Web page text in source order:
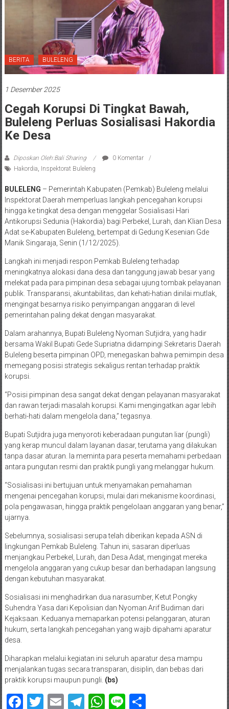
BERITA BULELENG
1 Desember 2025
Cegah Korupsi Di Tingkat Bawah,
Buleleng Perluas Sosialisasi Hakordia
Ke Desa
Diposkan Oleh:Bali Sharing
0 Komentar
Hakordia Inspektorat Buleleng
BULELENG – Pemerintah Kabupaten (Pemkab) Buleleng melalui
Inspektorat Daerah memperluas langkah pencegahan korupsi
hingga ke tingkat desa dengan menggelar Sosialisasi Hari
Antikorupsi Sedunia (Hakordia) bagi Perbekel, Lurah, dan Klian Desa
Adat se-Kabupaten Buleleng, bertempat di Gedung Kesenian Gde
Manik Singaraja, Senin (1/12/2025).
Langkah ini menjadi respon Pemkab Buleleng terhadap
meningkatnya alokasi dana desa dan tanggung jawab besar yang
melekat pada para pimpinan desa sebagai ujung tombak pelayanan
publik. Transparansi, akuntabilitas, dan kehati-hatian dinilai mutlak,
mengingat besarnya risiko penyimpangan anggaran di level
pemerintahan paling dekat dengan masyarakat.
Dalam arahannya, Bupati Buleleng Nyoman Sutjidra, yang hadir
bersama Wakil Bupati Gede Supriatna didampingi Sekretaris Daerah
Buleleng beserta pimpinan OPD, menegaskan bahwa pemimpin desa
memegang posisi strategis sekaligus rentan terhadap praktik
korupsi.
“Posisi pimpinan desa sangat dekat dengan pelayanan masyarakat
dan rawan terjadi masalah korupsi. Kami mengingatkan agar lebih
berhati-hati dalam mengelola dana,” tegasnya.
Bupati Sutjidra juga menyoroti keberadaan pungutan liar (pungli)
yang kerap muncul dalam layanan dasar, terutama yang dilakukan
tanpa dasar aturan. Ia meminta para peserta memahami perbedaan
antara pungutan resmi dan praktik pungli yang melanggar hukum.
“Sosialisasi ini bertujuan untuk menyamakan pemahaman
mengenai pencegahan korupsi, mulai dari mekanisme koordinasi,
pola pengawasan, hingga praktik pengelolaan anggaran yang benar,”
ujarnya.
Sebelumnya, sosialisasi serupa telah diberikan kepada ASN di
lingkungan Pemkab Buleleng. Tahun ini, sasaran diperluas
menjangkau Perbekel, Lurah, dan Desa Adat, mengingat mereka
mengelola anggaran yang cukup besar dan berhadapan langsung
dengan kebutuhan masyarakat.
Sosialisasi ini menghadirkan dua narasumber, Ketut Pongky
Suhendra Yasa dari Kepolisian dan Nyoman Arif Budiman dari
Kejaksaan. Keduanya memaparkan potensi pelanggaran, aturan
hukum, serta langkah pencegahan yang wajib dipahami aparatur
desa.
Diharapkan melalui kegiatan ini seluruh aparatur desa mampu
menjalankan tugas secara transparan, disiplin, dan bebas dari
praktik korupsi maupun pungli. (bs)
Facebook
Twitter
EmailTelegram
WhatsApp
LineShare